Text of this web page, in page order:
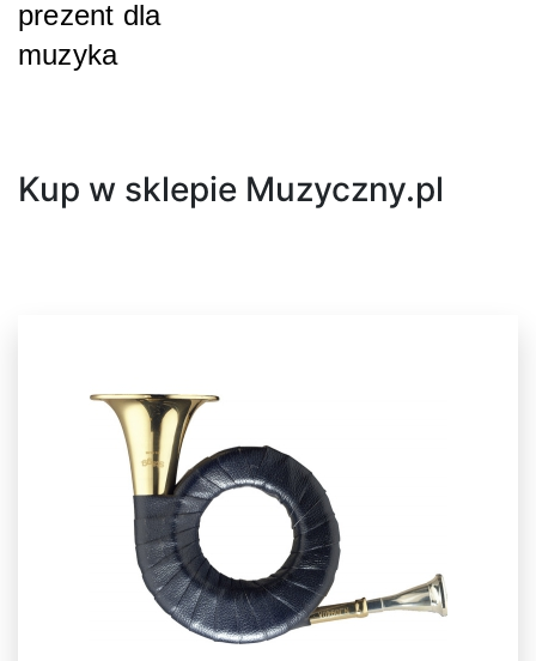
prezent dla
muzyka
Kup w sklepie Muzyczny.pl